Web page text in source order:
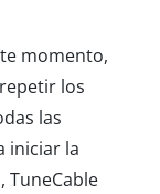
momento,
los
las
iniciar la
TuneCable